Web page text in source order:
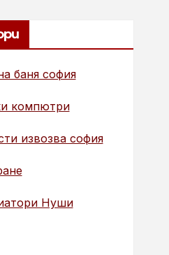
баня софия
компютри
извозва софия
Нуши